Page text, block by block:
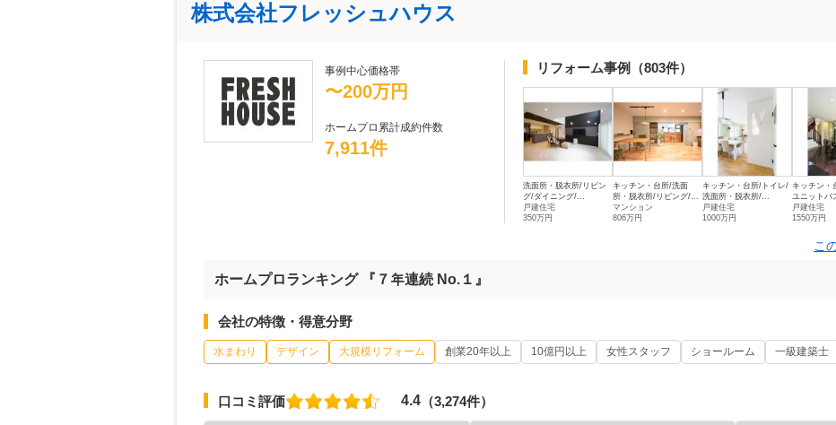
株式会社フレッシュハウス
事例中心価格帯
〜200万円
ホームプロ累計成約件数
7,911件
リフォーム事例 （803件）
洗面所・脱衣所/リビン
グ/ダイニング/...
戸建住宅
350万円
キッチン・台所/洗面
所・脱衣所/リビング/...
マンション
806万円
キッチン・台所/トイレ/
洗面所・脱衣所/...
戸建住宅
1000万円
キッチン・
ユニットバ
戸建住宅
1550万円
こ
ホームプロランキング 『７年連続 No.１』
会社の特徴・得意分野
水まわり デザイン 大規模リフォーム 創業20年以上 10億円以上 女性スタッフ ショールーム 一級建築士
口コミ評価 4.4 （3,274件）